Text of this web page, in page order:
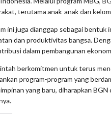
terutama anak-anak dan
ini juga dianggap sebagai bentuk
dan produktivitas bangsa.
dalam pembangunan
berkomitmen untuk terus
program-program yang
yang baru, diharapkan